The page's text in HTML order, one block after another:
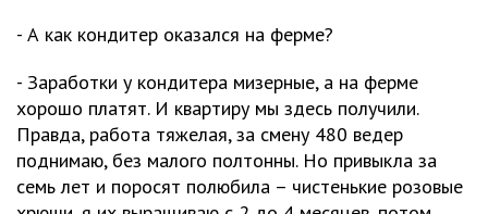
- А как кондитер оказался на ферме?
- Заработки у кондитера мизерные, а на ферме
хорошо платят. И квартиру мы здесь получили.
Правда, работа тяжелая, за смену 480 ведер
поднимаю, без малого полтонны. Но привыкла за
семь лет и поросят полюбила – чистенькие розовые